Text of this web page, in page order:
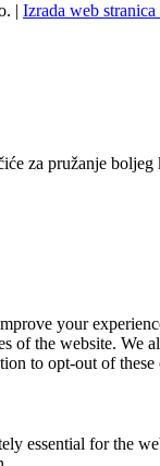
| Izrada web
za pružanje
your
of the website. We
to opt-out of
essential for the